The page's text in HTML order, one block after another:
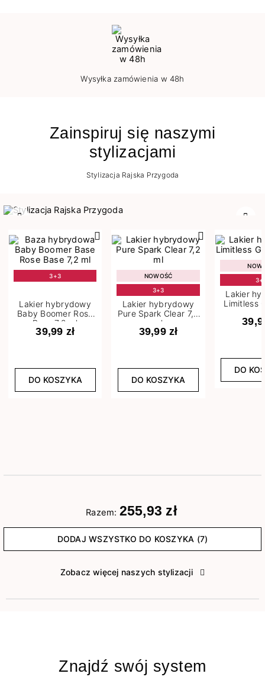
Wysyłka zamówienia w 48h
Zainspiruj się naszymi
stylizacjami
Stylizacja Rajska Przygoda
3+3
Lakier hybrydowy
Baby Boomer Rose
Base 7,2 ml
39,99 zł
DO KOSZYKA
NOWOŚĆ
3+3
Lakier hybrydowy
Pure Spark Clear 7,2
ml
39,99 zł
DO KOSZYKA
Lakier
Limitless
DO
Razem: 255,93 zł
DODAJ WSZYSTKO DO KOSZYKA (7)
Zobacz więcej naszych stylizacji
Znajdź swój system